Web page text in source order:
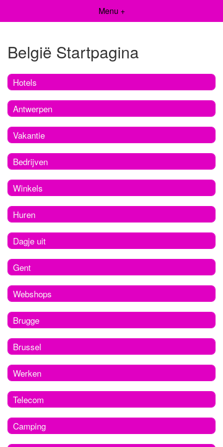
Menu +
België Startpagina
Hotels
Antwerpen
Vakantie
Bedrijven
Winkels
Huren
Dagje uit
Gent
Webshops
Brugge
Brussel
Werken
Telecom
Camping